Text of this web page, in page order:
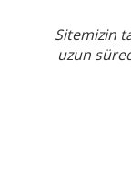
Sitemizin
uzun